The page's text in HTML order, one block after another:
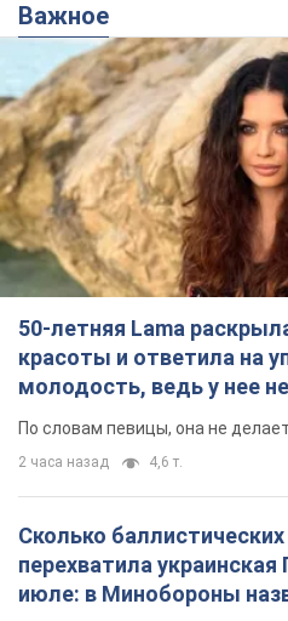
Важное
50-летняя Lama
красоты и ответила на
молодость, ведь у нее
По словам певицы, она не
2 часа назад 4,6 т.
Сколько баллистических
перехватила украинская
июле: в Минобороны